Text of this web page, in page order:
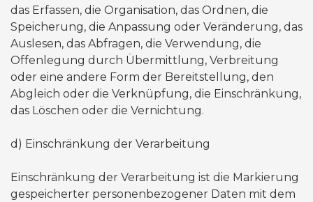
das Erfassen, die Organisation, das Ordnen, die
Speicherung, die Anpassung oder Veränderung, das
Auslesen, das Abfragen, die Verwendung, die
Offenlegung durch Übermittlung, Verbreitung
oder eine andere Form der Bereitstellung, den
Abgleich oder die Verknüpfung, die Einschränkung,
das Löschen oder die Vernichtung.
d) Einschränkung der Verarbeitung
Einschränkung der Verarbeitung ist die Markierung
gespeicherter personenbezogener Daten mit dem